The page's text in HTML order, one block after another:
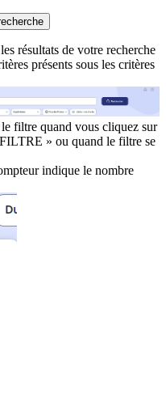
résultats de votre recherche
présents sous les critères
filtre quand vous cliquez sur
» ou quand le filtre se
indique le nombre